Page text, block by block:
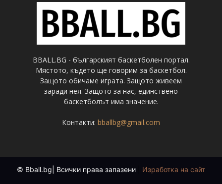
BBALL.BG - българският баскетболен портал.
Мястото, където ще говорим за баскетбол.
Защото обичаме играта. Защото живеем
заради нея. Защото за нас, единствено
баскетболът има значение.
Контакти: bballbg@gmail.com
© Bball.bg| Всички права запазени Изработка на сайт